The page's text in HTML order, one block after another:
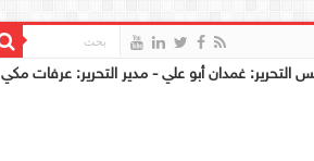
التحرير: غمدان أبو علي - مدير التحرير: عرفات مكي